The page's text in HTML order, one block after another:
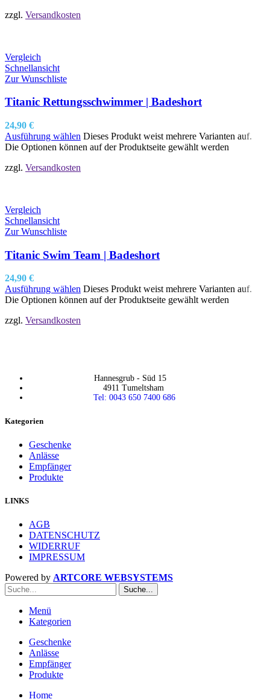
zzgl. Versandkosten
Vergleich
Schnellansicht
Zur Wunschliste
Titanic Rettungsschwimmer | Badeshort
24,90 €
Ausführung wählen Dieses Produkt weist mehrere Varianten auf.
Die Optionen können auf der Produktseite gewählt werden
zzgl. Versandkosten
Vergleich
Schnellansicht
Zur Wunschliste
Titanic Swim Team | Badeshort
24,90 €
Ausführung wählen Dieses Produkt weist mehrere Varianten auf.
Die Optionen können auf der Produktseite gewählt werden
zzgl. Versandkosten
Hannesgrub - Süd 15
4911 Tumeltsham
Tel: 0043 650 7400 686
Kategorien
Geschenke
Anlässe
Empfänger
Produkte
LINKS
AGB
DATENSCHUTZ
WIDERRUF
IMPRESSUM
Powered by ARTCORE WEBSYSTEMS
Suche...
Menü
Kategorien
Geschenke
Anlässe
Empfänger
Produkte
Home